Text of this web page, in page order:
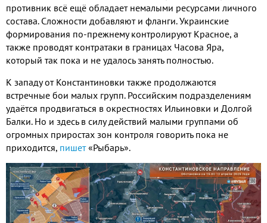
противник всё ещё обладает немалыми ресурсами личного
состава. Сложности добавляют и фланги.Украинские
формирования по-прежнему контролируют Красное, а
также проводят контратаки в границах Часова Яра,
который так пока и не удалось занять полностью.
К западу от Константиновки также продолжаются
встречные бои малых групп. Российским подразделениям
удаётся продвигаться в окрестностях Ильиновки и Долгой
Балки. Но и здесь в силу действий малыми группами об
огромных приростах зон контроля говорить пока не
приходится, пишет«Рыбарь».